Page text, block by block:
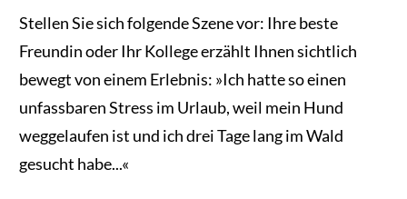
Stellen Sie sich folgende Szene vor: Ihre beste
Freundin oder Ihr Kollege erzählt Ihnen sichtlich
bewegt von einem Erlebnis: »Ich hatte so einen
unfassbaren Stress im Urlaub, weil mein Hund
weggelaufen ist und ich drei Tage lang im Wald
gesucht habe...«